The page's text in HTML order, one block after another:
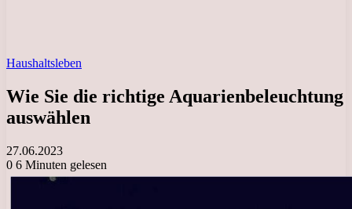
Haushaltsleben
Wie Sie die richtige Aquarienbeleuchtung
auswählen
27.06.2023
0 6 Minuten gelesen